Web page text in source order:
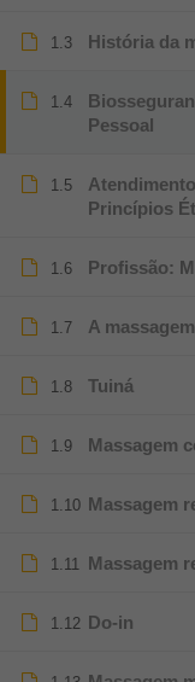
1.3 História da
1.4
Pessoal
1.5
Princípios
1.6 Profissão:
1.7 A
1.8 Tuiná
1.9 Massagem
1.10 Massagem
1.11 Massagem
1.12 Do-in